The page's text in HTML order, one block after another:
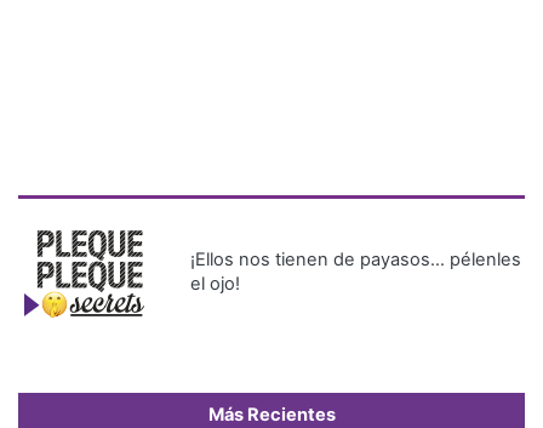
¡Ellos nos tienen de payasos… pélenles
el ojo!
Más Recientes